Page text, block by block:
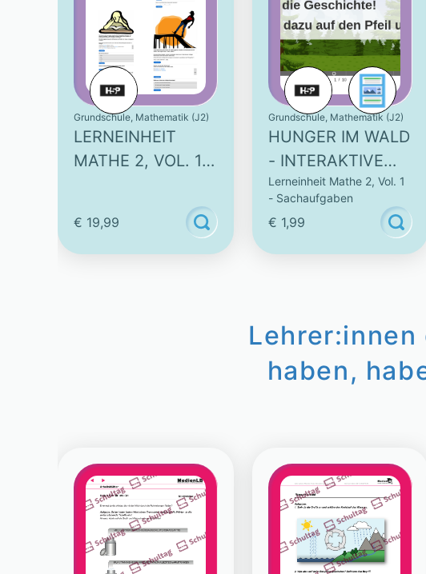
Grundschule, Mathematik (J2)
LERNEINHEIT
MATHE 2, VOL. 1 –
€ 19,99
Grundschule, Mathematik (J2)
HUNGER IM WALD
- INTERAKTIVE
AUFGABE
Lerneinheit Mathe 2, Vol. 1
- Sachaufgaben
€ 1,99
haben,